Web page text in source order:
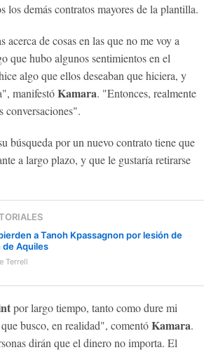
los demás contratos mayores de la plantilla.
acerca de cosas en las que no me voy a
que hubo algunos sentimientos en el
algo que ellos deseaban que hiciera, y
manifestóKamara. "Entonces, realmente
conversaciones".
búsqueda por un nuevo contrato tiene que
a largo plazo, y que le gustaría retirarse
a Tanoh Kpassagnon por lesión de
Aquiles
Terrell
por largo tiempo, tanto como dure mi
busco, en realidad", comentóKamara.
dirán que el dinero no importa. El